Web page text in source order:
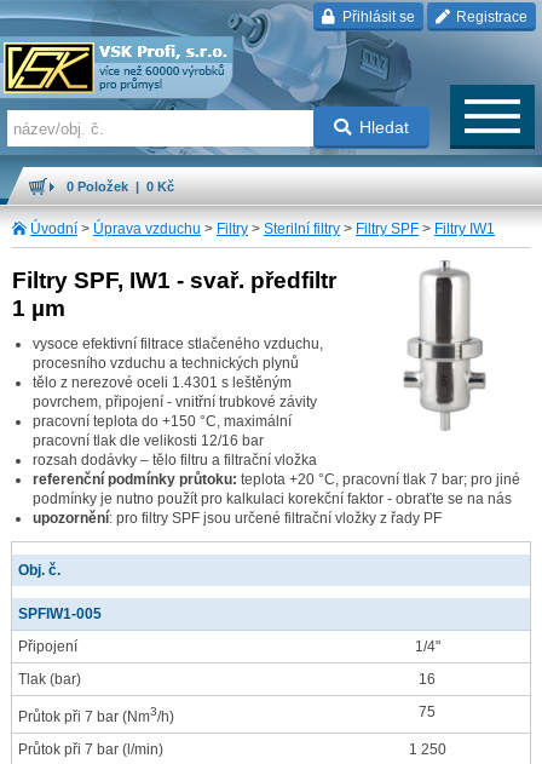
Přihlásit se Registrace
Hledat
0 Položek | 0 Kč
Úvodní > Úprava vzduchu > Filtry > Sterilní filtry > Filtry SPF > Filtry IW1
Filtry SPF, IW1 - svař. předfiltr
1 µm
vysoce efektivní filtrace stlačeného vzduchu,
procesního vzduchu a technických plynů
tělo z nerezové oceli 1.4301 s leštěným
povrchem, připojení - vnitřní trubkové závity
pracovní teplota do +150 °C, maximální
pracovní tlak dle velikosti 12/16 bar
rozsah dodávky – tělo filtru a filtrační vložka
referenční podmínky průtoku: teplota +20 °C, pracovní tlak 7 bar; pro jiné
podmínky je nutno použít pro kalkulaci korekční faktor - obraťte se na nás
upozornění: pro filtry SPF jsou určené filtrační vložky z řady PF
Obj. č.
SPFIW1-005
Připojení
1/4"
Tlak (bar) 16
Průtok při 7 bar (Nm3/h) 75
Průtok při 7 bar (l/min)
1 250